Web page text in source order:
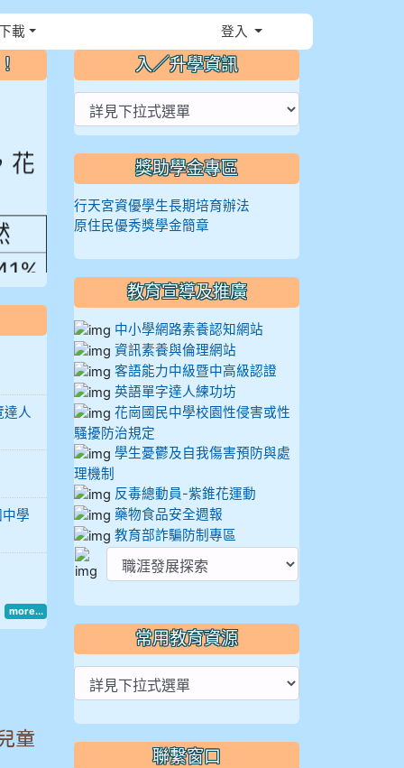
載 登入
花
達人
學
more...
童
入／升學資訊
獎助學金專區
行天宮資優學生長期培育辦法
原住民優秀獎學金簡章
教育宣導及推廣
中小學網路素養認知網站
資訊素養與倫理網站
客語能力中級暨中高級認證
英語單字達人練功坊
花崗國民中學校園性侵害或性
騷擾防治規定
學生憂鬱及自我傷害預防與處
理機制
反毒總動員-紫錐花運動
藥物食品安全週報
教育部詐騙防制專區
常用教育資源
聯繫窗口